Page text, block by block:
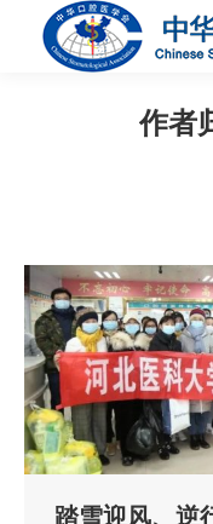
作者
踏雪迎风、逆